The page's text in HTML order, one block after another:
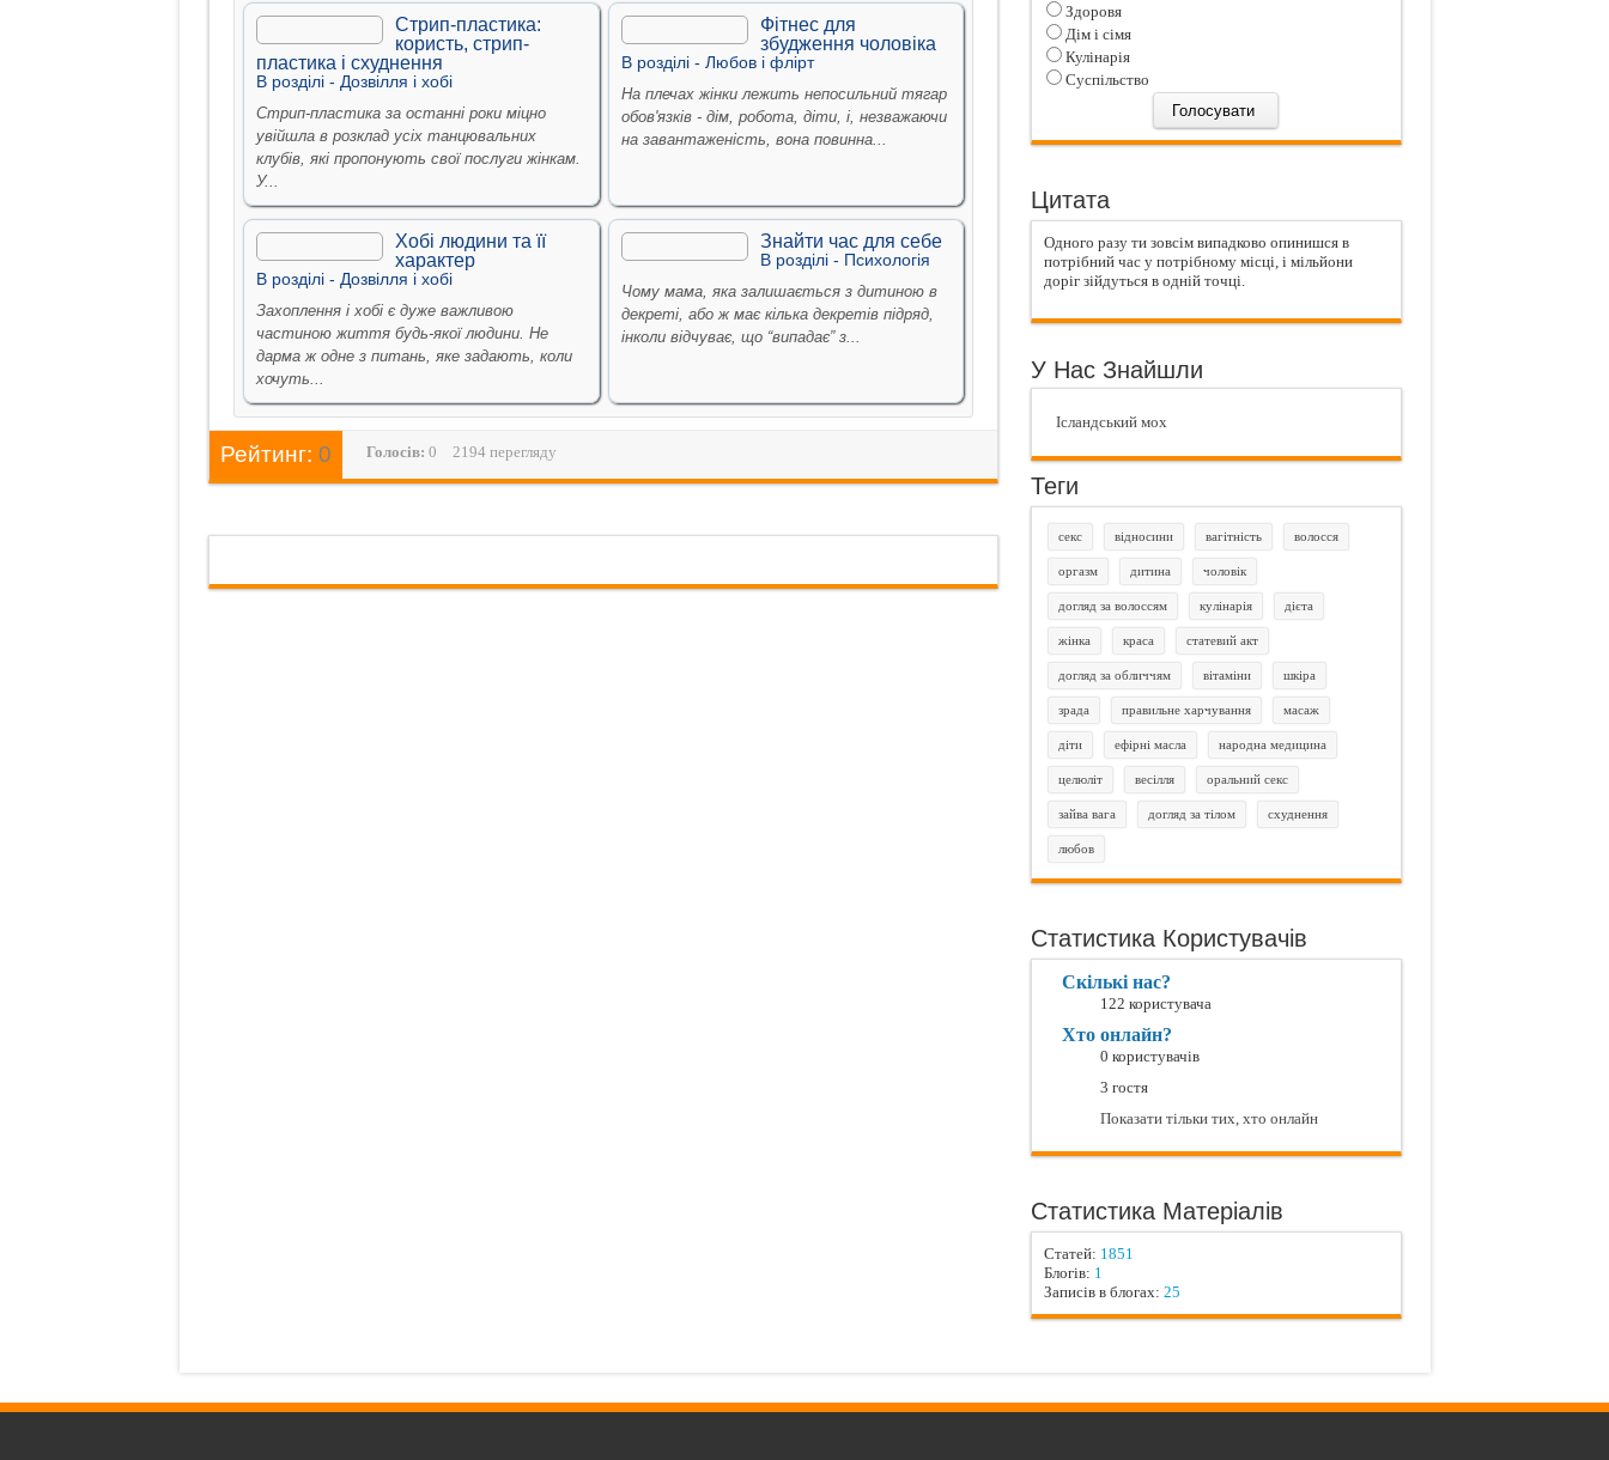
Стрип-пластика:
користь, стрип-
пластика і схуднення
В рoздiлi - Дозвiлля i хобi
Стрип-пластика за останні роки міцно
увійшла в розклад усіх танцювальних
клубів, які пропонують свої послуги жінкам.
У...
Фітнес для
збудження чоловіка
В рoздiлi - Любов i флiрт
На плечах жінки лежить непосильний тягар
обов'язків - дім, робота, діти, і, незважаючи
на завантаженість, вона повинна...
Хобі людини та її
характер
В рoздiлi - Дозвiлля i хобi
Захоплення і хобі є дуже важливою
частиною життя будь-якої людини. Не
дарма ж одне з питань, яке задають, коли
хочуть...
Знайти час для себе
В рoздiлi - Психологiя
Чому мама, яка залишається з дитиною в
декреті, або ж має кілька декретів підряд,
інколи відчуває, що “випадає” з...
Рейтинг: 0 Голосiв: 0 2194 перегляду
Здоровя
Дiм і сiмя
Кулiнарiя
Суспiльство
Цитата
Одного разу ти зовсім випадково опинишся в
потрібний час у потрібному місці, і мільйони
доріг зійдуться в одній точці.
У Нас Знайшли
Ісландський мох
Теги
секс відносини вагітність волосся
оргазм дитина чоловік
догляд за волоссям кулінарія дієта
жінка краса статевий акт
догляд за обличчям вітаміни шкіра
зрада правильне харчування масаж
діти ефірні масла народна медицина
целюліт весілля оральний секс
зайва вага догляд за тілом схуднення
любов
Статистика Користувачів
Скількі нас?
122 користувача
Хто онлайн?
0 користувачів
3 гостя
Показати тільки тих, хто онлайн
Статистика Матеріалів
Статей: 1851
Блогів: 1
Записів в блогах: 25